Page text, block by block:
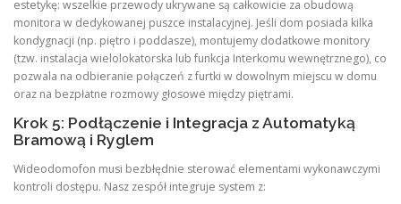
estetykę: wszelkie przewody ukrywane są całkowicie za obudową
monitora w dedykowanej puszce instalacyjnej. Jeśli dom posiada kilka
kondygnacji (np. piętro i poddasze), montujemy dodatkowe monitory
(tzw. instalacja wielolokatorska lub funkcja Interkomu wewnętrznego), co
pozwala na odbieranie połączeń z furtki w dowolnym miejscu w domu
oraz na bezpłatne rozmowy głosowe między piętrami.
Krok 5: Podłączenie i Integracja z Automatyką
Bramową i Ryglem
Wideodomofon musi bezbłędnie sterować elementami wykonawczymi
kontroli dostępu. Nasz zespół integruje system z: